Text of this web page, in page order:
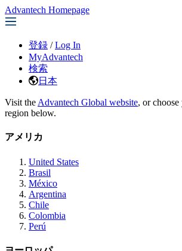
Advantech Homepage
登録 / Log In
MyAdvantech
検索
日本
Visit the Advantech Global website, or
region below.
アメリカ
United States
Brasil
México
Argentina
Chile
Colombia
Perú